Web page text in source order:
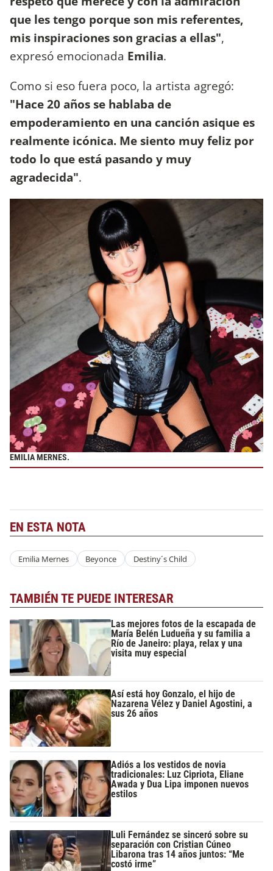
que les tengo porque son mis referentes,
mis inspiraciones son gracias a ellas",
expresó emocionada Emilia.
Como si eso fuera poco, la artista agregó:
"Hace 20 años se hablaba de
empoderamiento en una canción asique es
realmente icónica. Me siento muy feliz por
todo lo que está pasando y muy
agradecida".
EMILIA MERNES.
EN ESTA NOTA
Emilia Mernes Beyonce Destiny´s Child
TAMBIÉN TE PUEDE INTERESAR
Las mejores fotos de la escapada de
María Belén Ludueña y su familia a
Río de Janeiro: playa, relax y una
visita muy especial
Así está hoy Gonzalo, el hijo de
Nazarena Vélez y Daniel Agostini, a
sus 26 años
Adiós a los vestidos de novia
tradicionales: Luz Cipriota, Eliane
Awada y Dua Lipa imponen nuevos
estilos
Luli Fernández se sinceró sobre su
separación con Cristian Cúneo
Libarona tras 14 años juntos: “Me
costó irme”